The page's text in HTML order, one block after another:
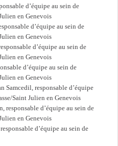
d’équipe au sein de
en Genevois
d’équipe au sein de
en Genevois
d’équipe au sein de
en Genevois
d’équipe au sein de
en Genevois
Samcedil, responsable d’équipe
Saint Julien en Genevois
responsable d’équipe au sein de
en Genevois
d’équipe au sein de